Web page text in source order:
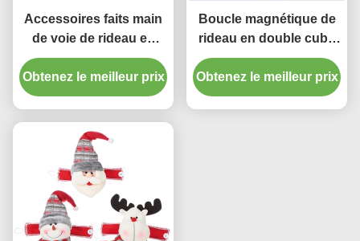
Accessoires faits main
de voie de rideau en
perle liant la corde pour
la maison
Obtenez le meilleur prix
Boucle magnétique de
rideau en double cube
en couleur pièce de S
pour enfants “
Obtenez le meilleur prix